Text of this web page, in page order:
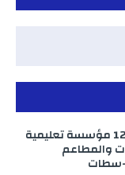
الدكتور نوفل كديلي يتفقد 12 مؤسسة تعليمية
والمطاعم
سطات